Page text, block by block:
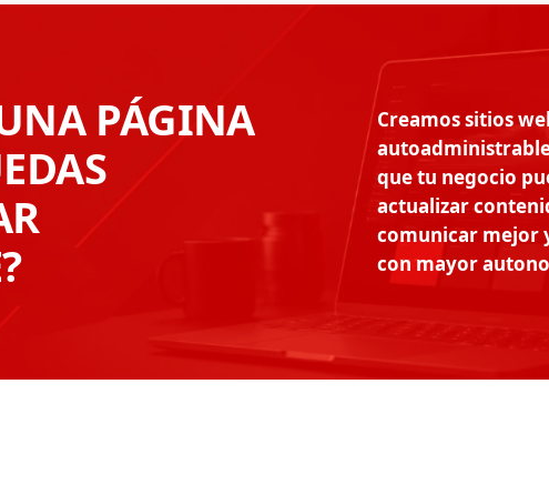
PÁGINA
Creamos sitios
que tu negocio
actualizar
comunicar mejor
con mayor